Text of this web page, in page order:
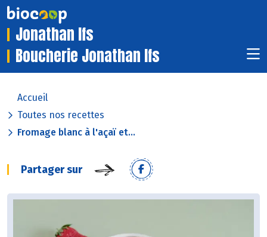
Jonathan Ifs
Boucherie Jonathan Ifs
Accueil
Toutes nos recettes
Fromage blanc à l'açaï et...
Partager sur